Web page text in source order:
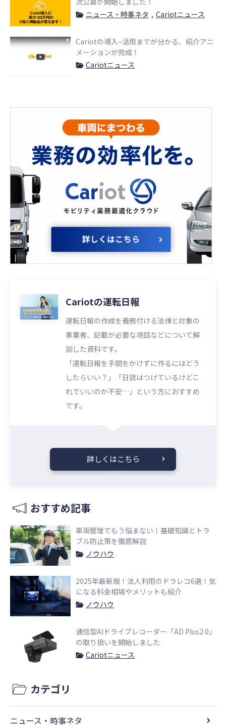
ニュース・時事ネタ
Cariotニュース
Cariotの導入~活用までが分かる、紹介アニ
メーションが完成！
Cariotニュース
Cariotの運転日報
運転日報の作成を義務付ける法律と対象の
事業者、記載が必要な項目などについて解
説した資料です。
「運転日報を手間をかけずに作るにはどう
したらいい？」「日誌はつけているけどこ
れでいいのか不安…」という方におすすめ
です。
詳しくはこちら
おすすめ記事
車両管理でもう悩まない！基礎知識とトラ
ブル防止策を徹底解説
ノウハウ
2025年最新版！法人利用のドラレコ6選！気
になる料金相場やメリットも紹介
ノウハウ
通信型AIドライブレコーダー「AD Plus2.0」
の取り扱いを開始しました
Cariotニュース
カテゴリ
ニュース・時事ネタ